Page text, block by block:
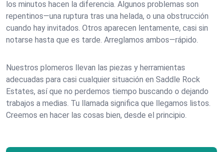
los minutos hacen la diferencia. Algunos problemas son
repentinos—una ruptura tras una helada, o una obstrucción
cuando hay invitados. Otros aparecen lentamente, casi sin
notarse hasta que es tarde. Arreglamos ambos—rápido.
Nuestros plomeros llevan las piezas y herramientas
adecuadas para casi cualquier situación en Saddle Rock
Estates, así que no perdemos tiempo buscando o dejando
trabajos a medias. Tu llamada significa que llegamos listos.
Creemos en hacer las cosas bien, desde el principio.